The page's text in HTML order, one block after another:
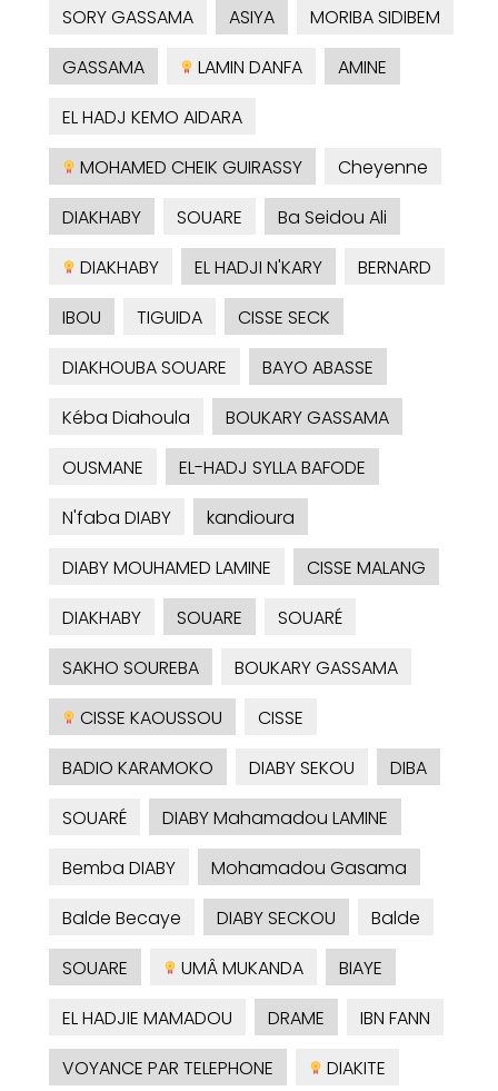
SORY GASSAMA ASIYA
MORIBA SIDIBEM
GASSAMA
LAMIN DANFA
AMINE
EL HADJ KEMO AIDARA
MOHAMED CHEIK GUIRASSY
Cheyenne
DIAKHABY
SOUARE
Ba Seidou Ali
DIAKHABY
EL HADJI N'KARY
BERNARD
IBOU
TIGUIDA
CISSE SECK
DIAKHOUBA SOUARE
BAYO ABASSE
Kéba Diahoula
BOUKARY GASSAMA
OUSMANE
EL-HADJ SYLLA BAFODE
N'faba DIABY
kandioura
DIABY MOUHAMED LAMINE
CISSE MALANG
DIAKHABY
SOUARE
SOUARÉ
SAKHO SOUREBA
BOUKARY GASSAMA
CISSE KAOUSSOU
CISSE
BADIO KARAMOKO
DIABY SEKOU
DIBA
SOUARÉ
DIABY Mahamadou LAMINE
Bemba DIABY
Mohamadou Gasama
Balde Becaye
DIABY SECKOU
Balde
SOUARE
UMÂ MUKANDA
BIAYE
EL HADJIE MAMADOU
DRAME
IBN FANN
VOYANCE PAR TELEPHONE
DIAKITE